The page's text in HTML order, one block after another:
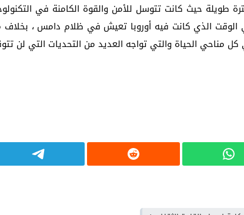
طويلة حيث كانت تتوسل للأمن والقوة الكامنة في
الوقت الذي كانت فيه أوروبا تعيش في ظلام دامس ،
مناحي الحياة والتي تواجه العديد من التحديات التي لن